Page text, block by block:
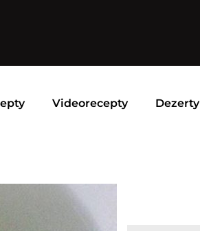
Videorecepty Dezerty